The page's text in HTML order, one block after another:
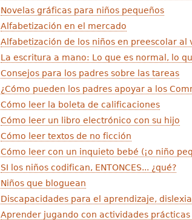
Novelas gráficas para niños pequeños
Alfabetización en el mercado
Alfabetización de los niños en preescolar al
La escritura a mano: Lo que es normal, lo
Consejos para los padres sobre las tareas
¿Cómo pueden los padres apoyar a los
Cómo leer la boleta de calificaciones
Cómo leer un libro electrónico con su hijo
Cómo leer textos de no ficción
Cómo leer con un inquieto bebé (¡o niño
SI los niños codifican, ENTONCES... ¿qué?
Niños que bloguean
Discapacidades para el aprendizaje,
Aprender jugando con actividades